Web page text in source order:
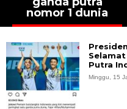
nomor 1 dunia
Putra
Minggu, 15